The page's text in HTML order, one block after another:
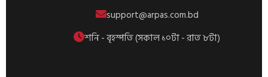
support@arpas.com.bd
শনি - বৃহস্পতি (সকাল ১০টা - রাত ৮টা)